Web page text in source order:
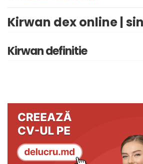
Kirwan dex online |
Kirwan definitie